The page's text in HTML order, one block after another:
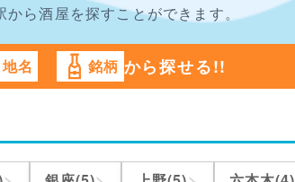
から酒屋を探すことができます。
地名 銘柄 から探せる!!